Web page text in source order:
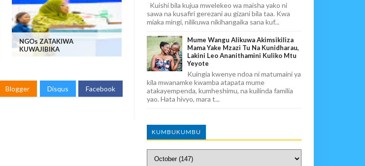
NGOs ZATAKIWA
KUWAJIBIKA
Blogger Disqus Facebook
Kuishi bila kujua mwelekeo wa maisha yako ni
sawa na kusafiri gerezani au gizani bila taa. Kwa
miaka mingi, nilikuwa nikihangaika sana kuf...
Mume Wangu Alikuwa Akimsikiliza
Mama Yake Mzazi Tu Na Kunidharau,
Lakini Leo Ananithamini Kuliko Mtu
Yeyote
Kuingia kwenye ndoa ni matumaini ya
kila mwanamke kwamba atapata mume
atakayempenda, kumheshimu, na kuilinda familia
yao. Hata hivyo, mara t...
KUMBUKUMBU